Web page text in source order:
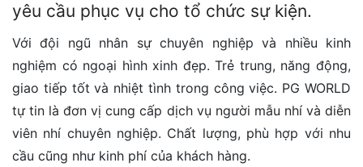
yêu cầu phục vụ cho tổ chức sự kiện.
Với đội ngũ nhân sự chuyên nghiệp và nhiều kinh
nghiệm có ngoại hình xinh đẹp. Trẻ trung, năng động,
giao tiếp tốt và nhiệt tình trong công việc. PG WORLD
tự tin là đơn vị cung cấp dịch vụ người mẫu nhí và diễn
viên nhí chuyên nghiệp. Chất lượng, phù hợp với nhu
cầu cũng như kinh phí của khách hàng.